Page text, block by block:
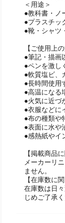
＜用途＞
●教科書・ノ
●プラスチッ
●靴・シャツ
【ご使用上の
●筆記・描画
●ペンを激し
●軟質塩ビ、
●長時間使用
●高温になる
●火気に近づ
●衣服などに
●布の種類や
●表面に水や
●感熱紙やイ
【掲載商品
メーカーリ
ません。
【在庫数に関
在庫数は日
じめご了承く